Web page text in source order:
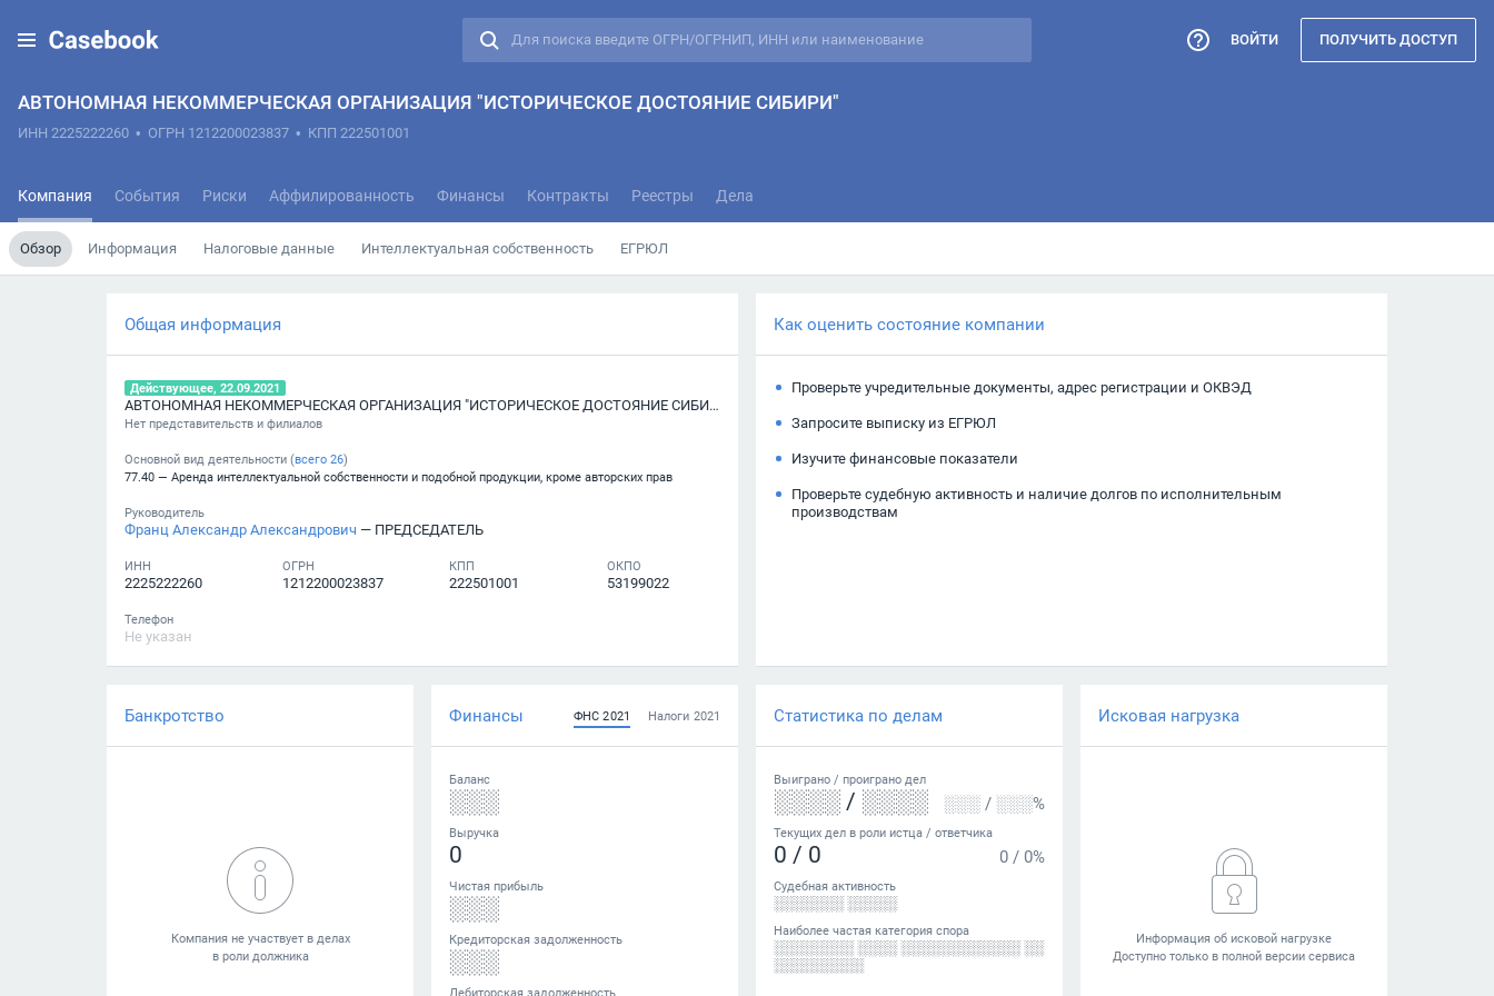
АВТОНОМНАЯ НЕКОММЕРЧЕСКАЯ ОРГАНИЗАЦИЯ "ИСТОРИЧЕСКОЕ ДОСТОЯНИЕ СИБИРИ"
ИНН 2225222260 • ОГРН 1212200023837 • КПП 222501001
Компания События Риски Аффилированность Финансы Контракты Реестры Дела
Обзор Информация Налоговые данные Интеллектуальная собственность ЕГРЮЛ
ВОЙТИ ПОЛУЧИТЬ ДОСТУП
Общая информация
Действующее, 22.09.2021
АВТОНОМНАЯ НЕКОММЕРЧЕСКАЯ ОРГАНИЗАЦИЯ "ИСТОРИЧЕСКОЕ ДОСТОЯНИЕ СИБИРИ"
Нет представительств и филиалов
Основной вид деятельности (всего 26)
77.40 — Аренда интеллектуальной собственности и подобной продукции, кроме авторских прав
Руководитель
Франц Александр Александрович — ПРЕДСЕДАТЕЛЬ
ИНН
2225222260
ОГРН
1212200023837
КПП
222501001
ОКПО
53199022
Телефон
Не указан
Как оценить состояние компании
Проверьте учредительные документы, адрес регистрации и ОКВЭД
Запросите выписку из ЕГРЮЛ
Изучите финансовые показатели
Проверьте судебную активность и наличие долгов по исполнительным
производствам
Банкротство Финансы ФНС 2021 Налоги 2021
Баланс
░░░
Выручка
0
Чистая прибыль
░░░
Кредиторская задолженность
░░░
Дебиторская задолженность
Статистика по делам
Выиграно / проиграно дел
░░░░ / ░░░░ ░░░ / ░░░%
Текущих дел в роли истца / ответчика
0 / 0 0 / 0%
Судебная активность
░░░░░░░ ░░░░░
Наиболее частая категория спора
░░░░░░░░ ░░░░ ░░░░░░░░░░░░ ░░
░░░░░░░░░
Исковая нагрузка